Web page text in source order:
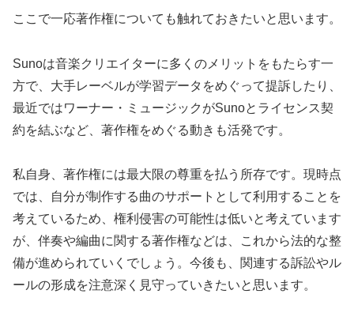
ここで一応著作権についても触れておきたいと思います。
Sunoは音楽クリエイターに多くのメリットをもたらす一
方で、大手レーベルが学習データをめぐって提訴したり、
最近ではワーナー・ミュージックがSunoとライセンス契
約を結ぶなど、著作権をめぐる動きも活発です。
私自身、著作権には最大限の尊重を払う所存です。現時点
では、自分が制作する曲のサポートとして利用することを
考えているため、権利侵害の可能性は低いと考えています
が、伴奏や編曲に関する著作権などは、これから法的な整
備が進められていくでしょう。今後も、関連する訴訟やル
ールの形成を注意深く見守っていきたいと思います。